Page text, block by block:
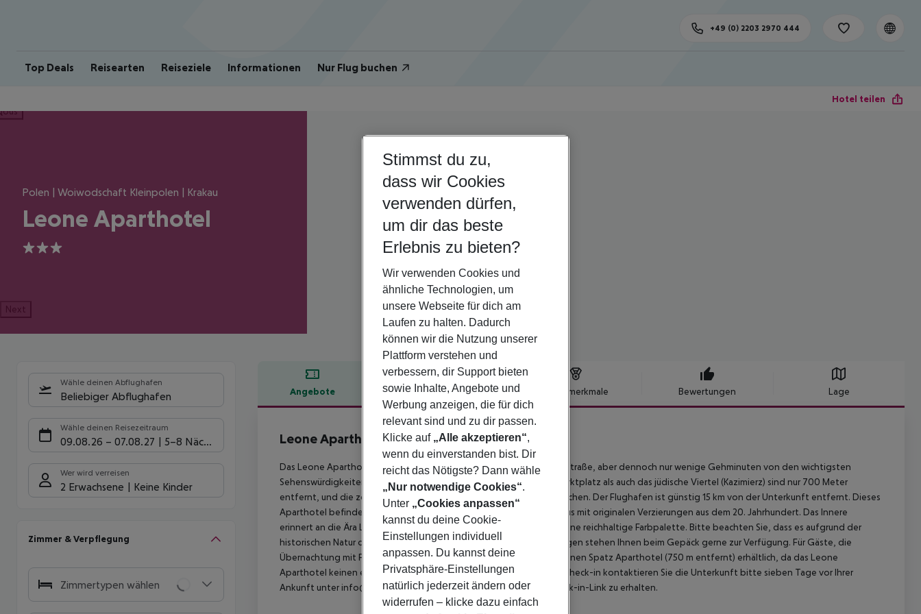
Top Deals Reisearten Reiseziele Informationen Nur Flug buchen
+49 (0) 2203 2970 444
Hotel teilen
Polen | Woiwodschaft Kleinpolen | Krakau
Leone Aparthotel
3
Next
Wähle deinen Abflughafen
Beliebiger Abflughafen
Wähle deinen Reisezeitraum
09.08.26 – 07.08.27 5-8 Nächte
Wer wird verreisen
2 Erwachsene Keine Kinder
Zimmer & Verpflegung
Zimmertypen wählen
Angebote Hotelbeschreibung Hotelmerkmale Bewertungen Lage
Hotelbeschreibung
Leone Aparthotel
3
Das Leone Aparthotel befindet sich in idealer Lage in einer ruhigen Straße, aber dennoch nur wenige Gehminuten von den wichtigsten
Sehenswürdigkeiten von Krakau entfernt. Sowohl der historische Marktplatz als auch das jüdische Viertel (Kazimierz) sind nur 700 Meter
entfernt, und die zentralen Bahnhöfe sind in 12 Gehminuten zu erreichen. Der Flughafen ist günstig 15 km von der Unterkunft entfernt. Dieses
Aparthotel befindet sich in einem wunderschön erhaltenen Mietshaus mit originalen Verzierungen aus dem 20. Jahrhundert. Das Innere
erinnert an die Ära Ludwigs XIV. und bietet einzigartige Möbel und eine reichhaltige Farbpalette. Bitte beachten Sie, dass es aufgrund der
historischen Natur des Gebäudes keinen Aufzug gibt, aber Hotelpagen stehen Ihnen beim Gepäck gerne zur Verfügung. Für Gäste, die
Übernachtung mit Frühstück buchen, ist das Frühstück im nahegelegenen Spatz Aparthotel (750 m entfernt) erhältlich, da das Leone
Aparthotel keinen eigenen Frühstücksraum hat. Für einen schnellen Check-in kontaktieren Sie die Unterkunft bitte sieben Tage vor Ihrer
Ankunft unter info@leoneaparthotel. pl, um Ihren Online-Self-Check-in-Link zu erhalten.
Stimmst du zu,
dass wir Cookies
verwenden dürfen,
um dir das beste
Erlebnis zu bieten?
Wir verwenden Cookies und
ähnliche Technologien, um
unsere Webseite für dich am
Laufen zu halten. Dadurch
können wir die Nutzung unserer
Plattform verstehen und
verbessern, dir Support bieten
sowie Inhalte, Angebote und
Werbung anzeigen, die für dich
relevant sind und zu dir passen.
Klicke auf „Alle akzeptieren“,
wenn du einverstanden bist. Dir
reicht das Nötigste? Dann wähle
„Nur notwendige Cookies“.
Unter „Cookies anpassen“
kannst du deine Cookie-
Einstellungen individuell
anpassen. Du kannst deine
Privatsphäre-Einstellungen
natürlich jederzeit ändern oder
widerrufen – klicke dazu einfach